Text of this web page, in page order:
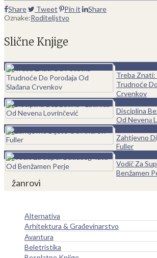
Share Tweet Pin it
Share
Oznake:Roditeljstvo
Slične Knjige
Treba
Trudnoće
Crvenkov
Disciplina
Od Nevenа
Zahtjevno
Fuller
Vodič Za
Benžamen
žanrovi
Alternativa
Arhitektura & Građevinarstvo
Avantura
Beletristika